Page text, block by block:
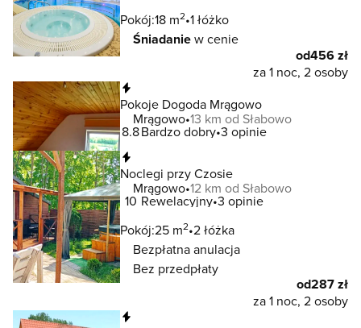
Pokój:18 m2 1 łóżko
Śniadaniew cenie
od456 zł
za 1 noc, 2 osoby
Pokoje Dogoda Mrągowo
Mrągowo 13 km od Słabowo
8.8Bardzo dobry 3 opinie
Noclegi przy Czosie
Mrągowo 12 km od Słabowo
10 Rewelacyjny 3 opinie
Pokój:25 m2 2 łóżka
Bezpłatna anulacja
Bez przedpłaty
od287 zł
za 1 noc, 2 osoby